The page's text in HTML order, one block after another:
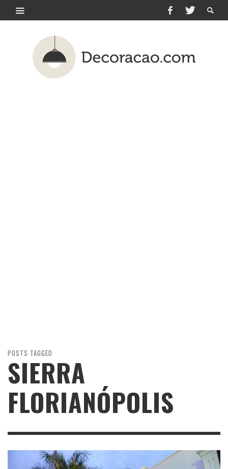
POSTS TAGGED
SIERRA
FLORIANÓPOLIS